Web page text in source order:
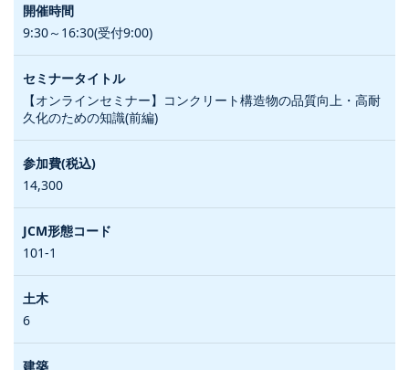
9:30～16:30(受付9:00)
【オンラインセミナー】コンクリート構造物の品質向上・高耐
久化のための知識(前編)
14,300
101-1
6